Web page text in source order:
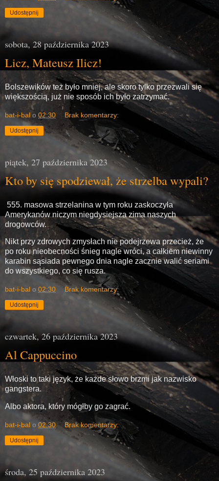
Udostępnij
sobota, 28 października 2023
Licz, Mateusz Ilicz!
Bolszewików też było mniej, ale skoro tylko przezwali się
większością, już nie sposób ich było zatrzymać.
bat-i-bal o 02:30 Brak komentarzy:
Udostępnij
piątek, 27 października 2023
Kto by się spodziewał, że strzelba wypali?
555. masowa strzelanina w tym roku zaskoczyła
Amerykanów niczym niegdysiejsza zima naszych
drogowców.
Nikt przy zdrowych zmysłach nie podejrzewa przecież, że
po roku nieobecności śnieg nagle wróci, a całkiem niewinny
karabin sąsiada pewnego dnia nagle zacznie walić seriami
do wszystkiego, co się rusza.
bat-i-bal o 02:30 Brak komentarzy:
Udostępnij
czwartek, 26 października 2023
Al Cappuccino
Włoski to taki język, że każde słowo brzmi jak nazwisko
gangstera.
Albo aktora, który mógłby go zagrać.
bat-i-bal o 02:30 Brak komentarzy:
Udostępnij
środa, 25 października 2023